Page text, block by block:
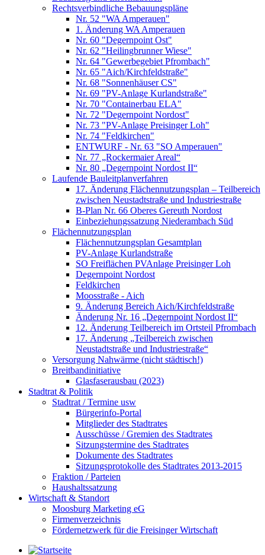
Rechtsverbindliche Bebauungspläne
Nr. 52 "WA Amperauen"
1. Änderung WA Amperauen
Nr. 60 "Degernpoint Ost"
Nr. 62 "Heilingbrunner Wiese"
Nr. 64 "Gewerbegebiet Pfrombach"
Nr. 65 "Aich/Kirchfeldstraße"
Nr. 68 "Sonnenhäuser CS"
Nr. 69 "PV-Anlage Kurlandstraße"
Nr. 70 "Containerbau ELA"
Nr. 72 "Degernpoint Nordost"
Nr. 73 "PV-Anlage Preisinger Loh"
Nr. 74 "Feldkirchen"
ENTWURF - Nr. 63 "SO Amperauen"
Nr. 77 „Rockermaier Areal“
Nr. 80 „Degernpoint Nordost II“
Laufende Bauleitplanverfahren
17. Änderung Flächennutzungsplan – Teilbereich
zwischen Neustadtstraße und Industriestraße
B-Plan Nr. 66 Oberes Gereuth Nordost
Einbeziehungssatzung Niederambach Süd
Flächennutzungsplan
Flächennutzungsplan Gesamtplan
PV-Anlage Kurlandstraße
SO Freiflächen PV­Anlage Preisinger Loh
Degernpoint Nordost
Feldkirchen
Moosstraße - Aich
9. Änderung Bereich Aich/Kirchfeldstraße
Änderung Nr. 16 „Degernpoint Nordost II“
12. Änderung Teilbereich im Ortsteil Pfrombach
17. Änderung „Teilbereich zwischen
Neustadtstraße und Industriestraße“
Versorgung Nahwärme (nicht städtisch!)
Breitbandinitiative
Glasfaserausbau (2023)
Stadtrat & Politik
Stadtrat / Termine usw
Bürgerinfo-Portal
Mitglieder des Stadtrates
Ausschüsse / Gremien des Stadtrates
Sitzungstermine des Stadtrates
Dokumente des Stadtrates
Sitzungsprotokolle des Stadtrates 2013-2015
Fraktion / Parteien
Haushaltssatzung
Wirtschaft & Standort
Moosburg Marketing eG
Firmenverzeichnis
Fördernetzwerk für die Freisinger Wirtschaft